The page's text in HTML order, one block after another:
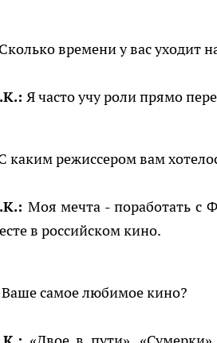
Сколько времени у вас уходит
Я часто учу роли прямо
каким режиссером вам
Моя мечта - поработать с
в российском кино.
Ваше самое любимое кино?